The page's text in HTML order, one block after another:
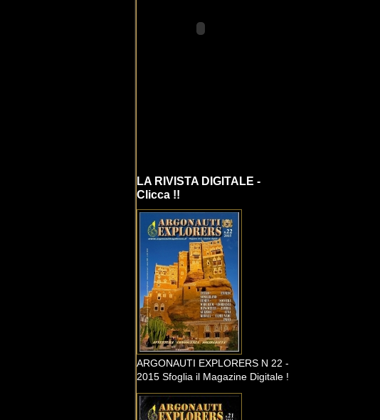
LA RIVISTA DIGITALE -
Clicca !!
ARGONAUTI EXPLORERS N 22 -
2015 Sfoglia il Magazine Digitale !